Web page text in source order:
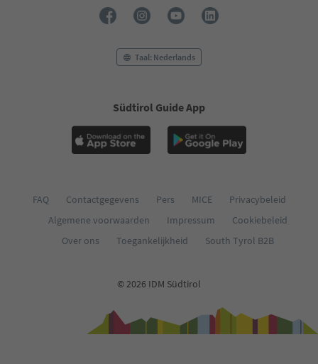
Taal: Nederlands
Südtirol Guide App
FAQ Contactgegevens Pers MICE
Privacybeleid
Algemene voorwaarden
Impressum
Cookiebeleid
Over ons
Toegankelijkheid South Tyrol B2B
© 2026 IDM Südtirol